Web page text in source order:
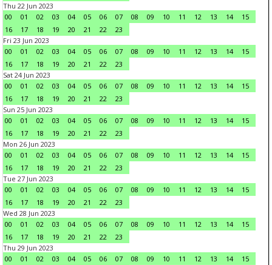
Thu 22 Jun 2023
00
01 02 03 04 05 06 07 08 09 10 11 12 13 14
15
16
17 18 19 20 21 22
23
Fri 23 Jun 2023
00
01 02 03 04 05 06 07 08 09 10 11 12 13 14
15
16
17 18 19 20 21 22
23
Sat 24 Jun 2023
00
01 02 03 04 05 06 07 08 09 10 11 12 13 14
15
16
17 18 19 20 21 22
23
Sun 25 Jun 2023
00
01 02 03 04 05 06 07 08 09 10 11 12 13 14
15
16
17 18 19 20 21 22
23
Mon 26 Jun 2023
00
01 02 03 04 05 06 07 08 09 10 11 12 13 14
15
16
17 18 19 20 21 22
23
Tue 27 Jun 2023
00
01 02 03 04 05 06 07 08 09 10 11 12 13 14
15
16
17 18 19 20 21 22
23
Wed 28 Jun 2023
00
01 02 03 04 05 06 07 08 09 10 11 12 13 14
15
16
17 18 19 20 21 22
23
Thu 29 Jun 2023
00
01 02 03 04 05 06 07 08 09 10 11 12 13 14
15